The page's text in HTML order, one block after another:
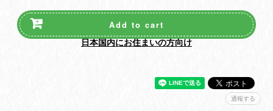
Add to cart
日本国内にお住まいの方向け
通報する